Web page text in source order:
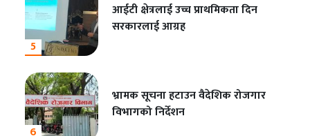
5
आईटी क्षेत्रलाई उच्च प्राथमिकता दिन
सरकारलाई आग्रह
6
भ्रामक सूचना हटाउन वैदेशिक रोजगार
विभागको निर्देशन